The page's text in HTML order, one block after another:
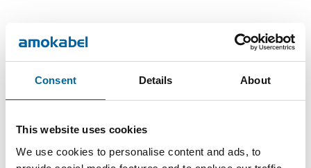
Consent Details About
This website uses cookies
We use cookies to personalise content and ads, to
Contacta con nuestros
especialistas